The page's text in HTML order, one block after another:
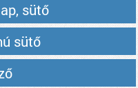
sütő
sütő